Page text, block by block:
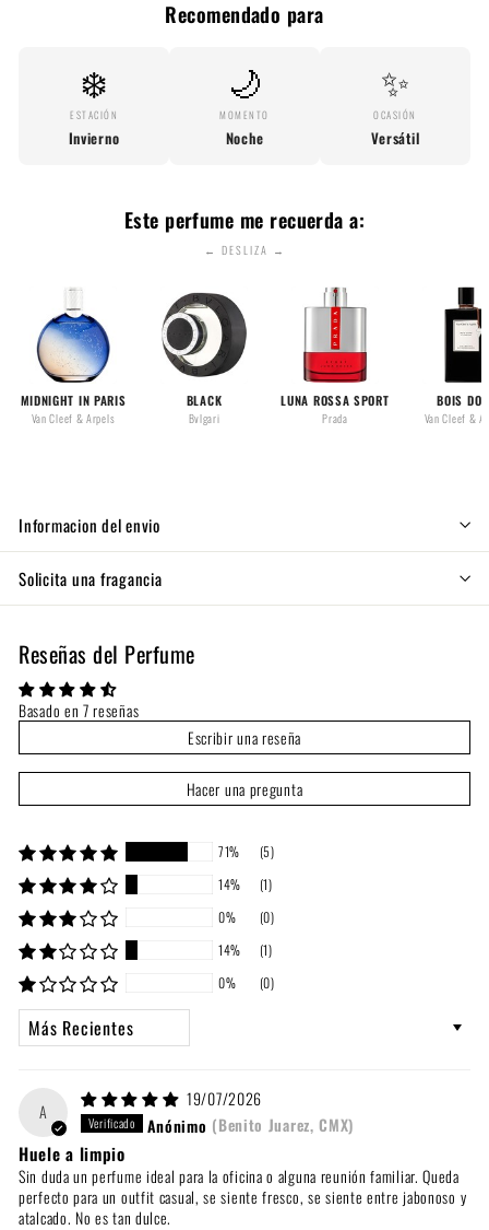
Recomendado para
❄️
ESTACIÓN
Invierno
🌙
MOMENTO
Noche
✨
OCASIÓN
Versátil
Este perfume me recuerda a:
← DESLIZA →
MIDNIGHT IN PARIS
Van Cleef & Arpels
BLACK
Bvlgari
LUNA ROSSA SPORT
Prada
BOIS
Van Cleef &
Informacion del envio
Solicita una fragancia
Reseñas del Perfume
Basado en 7 reseñas
Escribir una reseña
Hacer una pregunta
71%
(5)
14%
(1)
0%
(0)
14%
(1)
0%
(0)
Sort by
A
19/07/2026
Anónimo (Benito Juarez, CMX)
Huele a limpio
Sin duda un perfume ideal para la oficina o alguna reunión familiar. Queda
perfecto para un outfit casual, se siente fresco, se siente entre jabonoso y
atalcado. No es tan dulce.